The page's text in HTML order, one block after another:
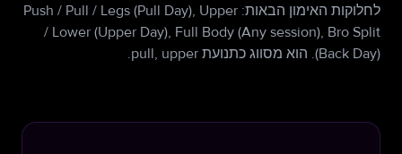
לחלוקות האימון הבאות: Push / Pull / Legs (Pull Day), Upper
/ Lower (Upper Day), Full Body (Any session), Bro Split
(Back Day). הוא מסווג כתנועת pull, upper.